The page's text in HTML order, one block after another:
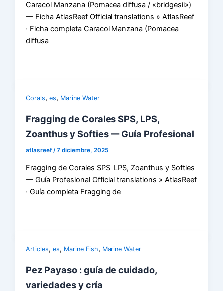
Caracol Manzana (Pomacea diffusa / «bridgesii»)
— Ficha AtlasReef Official translations » AtlasReef
· Ficha completa Caracol Manzana (Pomacea
diffusa
Corals,es, Marine Water
Fragging de Corales SPS, LPS,
Zoanthus y Softies — Guía Profesional
atlasreef/7 diciembre, 2025
Fragging de Corales SPS, LPS, Zoanthus y Softies
— Guía Profesional Official translations » AtlasReef
· Guía completa Fragging de
Articles,es, Marine Fish, Marine Water
Pez Payaso : guía de cuidado,
variedades y cría